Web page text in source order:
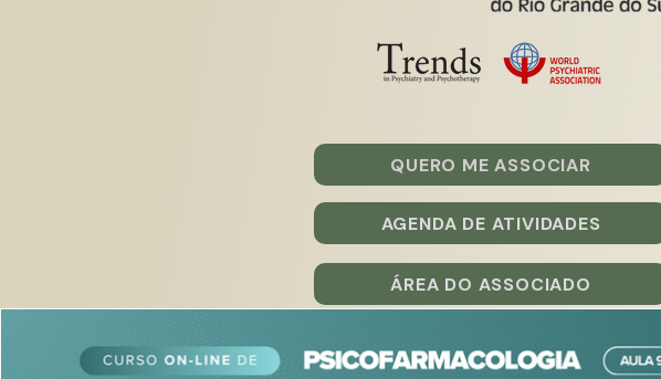
QUERO ME ASSOCIAR
AGENDA DE ATIVIDADES
ÁREA DO ASSOCIADO